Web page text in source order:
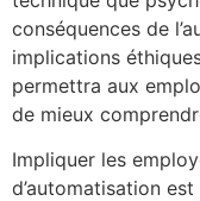
conséquences de
implications
permettra aux
de mieux
Impliquer les
d’automatisation